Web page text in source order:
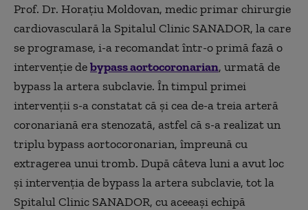
Prof. Dr. Horațiu Moldovan, medic primar chirurgie
cardiovasculară la Spitalul Clinic SANADOR, la care
se programase, i-a recomandat într-o primă fază o
intervenție debypass aortocoronarian, urmată de
bypass la artera subclavie. În timpul primei
intervenții s-a constatat că și cea de-a treia arteră
coronariană era stenozată, astfel că s-a realizat un
triplu bypass aortocoronarian, împreună cu
extragerea unui tromb. După câteva luni a avut loc
și intervenția de bypass la artera subclavie, tot la
Spitalul Clinic SANADOR, cu aceeași echipă